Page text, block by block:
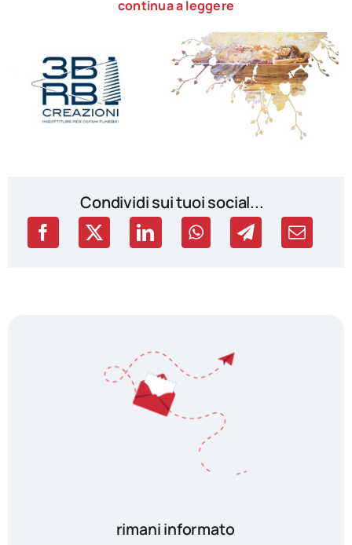
continua a leggere
Condividi sui tuoi social...
rimani informato